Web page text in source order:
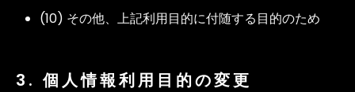
(10) その他、上記利用目的に付随する目的のため
3. 個人情報利用目的の変更